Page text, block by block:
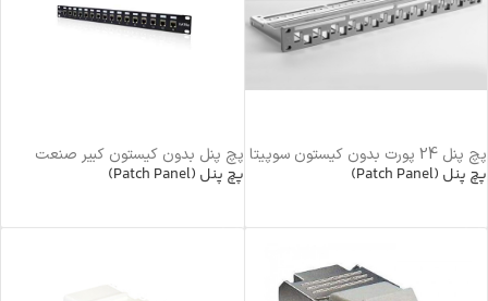
پچ پنل 24 پورت بدون کیستون سوپیتا
پچ پنل (Patch Panel)
پچ پنل بدون کیستون کبیر صنعت
پچ پنل (Patch Panel)